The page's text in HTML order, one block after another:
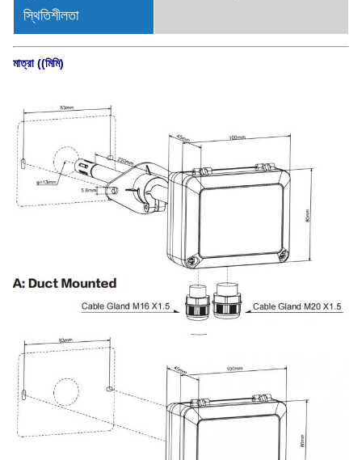
স্থিতিশীলতা
মাত্রা ((মিমি)